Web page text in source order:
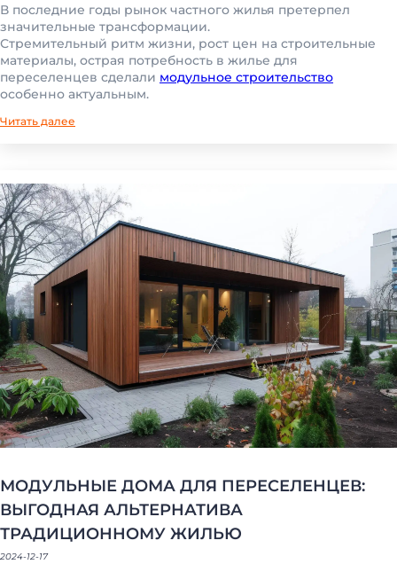
(098) 853-40-40
(095) 853-40-40
+380988534040
info@blockmodul.com.ua
Офис: г. Киев, ул Ильинская 12
Пн-Пт: 9:00-18:00 / Сб: 9:00-16:00
В последние годы рынок частного жилья претерпел
значительные трансформации.
Стремительный ритм жизни, рост цен на строительные
материалы, острая потребность в жилье для
переселенцев сделали модульное строительство
особенно актуальным.
Читать далее
МОДУЛЬНЫЕ ДОМА ДЛЯ ПЕРЕСЕЛЕНЦЕВ:
ВЫГОДНАЯ АЛЬТЕРНАТИВА
ТРАДИЦИОННОМУ ЖИЛЬЮ
2024-12-17